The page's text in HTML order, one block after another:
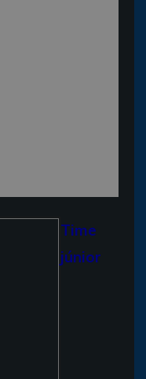
Time
júnior